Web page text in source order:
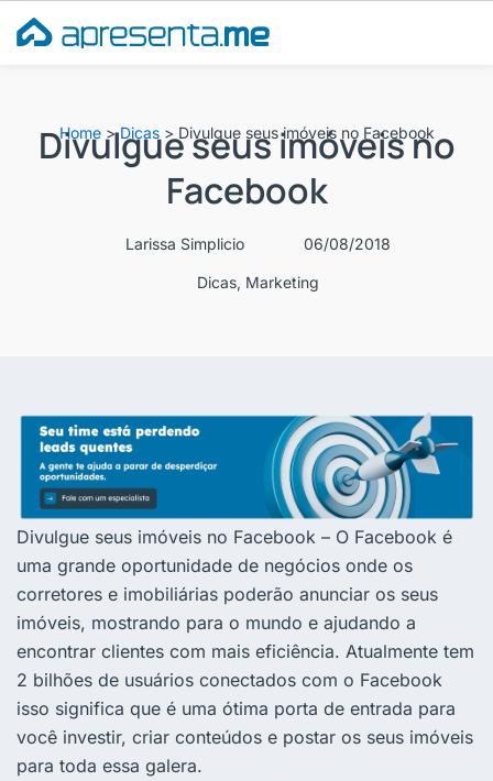
para
Home>Dicas> Divulgue seus imóveis no Facebook
Divulgue seus imóveis no
Facebook
Larissa Simplicio 06/08/2018
Dicas, Marketing
Divulgue seus imóveis no Facebook – O Facebook é
uma grande oportunidade de negócios onde os
corretores e imobiliárias poderão anunciar os seus
imóveis, mostrando para o mundo e ajudando a
encontrar clientes com mais eficiência. Atualmente tem
2 bilhões de usuários conectados com o Facebook
isso significa que é uma ótima porta de entrada para
você investir, criar conteúdos e postar os seus imóveis
para toda essa galera.